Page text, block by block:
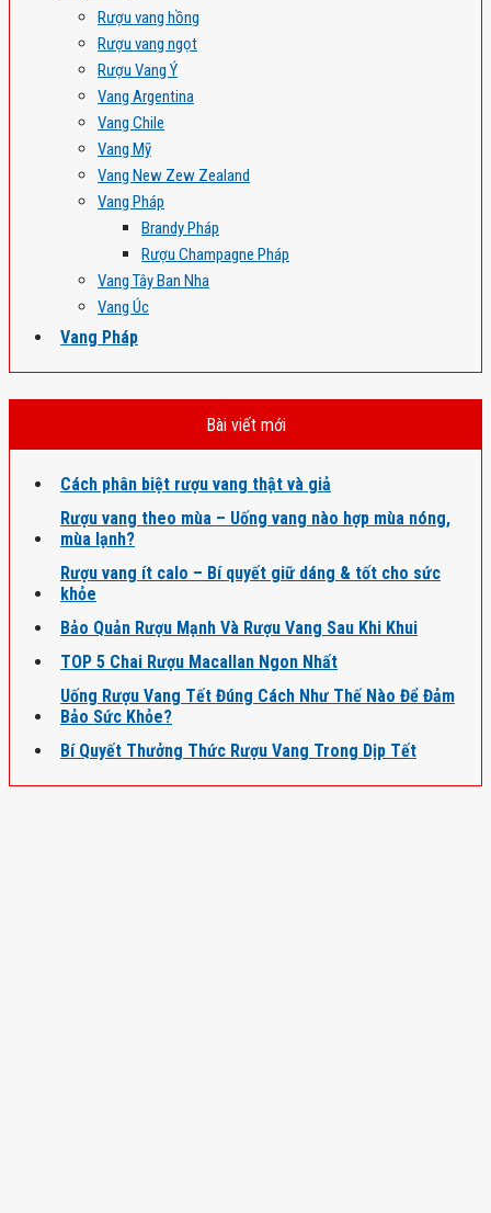
Rượu vang hồng
Rượu vang ngọt
Rượu Vang Ý
Vang Argentina
Vang Chile
Vang Mỹ
Vang New Zew Zealand
Vang Pháp
Brandy Pháp
Rượu Champagne Pháp
Vang Tây Ban Nha
Vang Úc
Vang Pháp
Bài viết mới
Cách phân biệt rượu vang thật và giả
Rượu vang theo mùa – Uống vang nào hợp mùa nóng,
mùa lạnh?
Rượu vang ít calo – Bí quyết giữ dáng & tốt cho sức
khỏe
Bảo Quản Rượu Mạnh Và Rượu Vang Sau Khi Khui
TOP 5 Chai Rượu Macallan Ngon Nhất
Uống Rượu Vang Tết Đúng Cách Như Thế Nào Để Đảm
Bảo Sức Khỏe?
Bí Quyết Thưởng Thức Rượu Vang Trong Dịp Tết